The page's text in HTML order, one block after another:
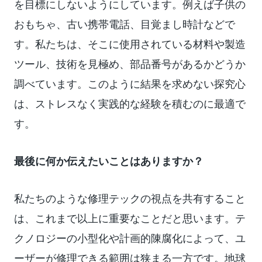
を目標にしないようにしています。例えば子供の
おもちゃ、古い携帯電話、目覚まし時計などで
す。私たちは、そこに使用されている材料や製造
ツール、技術を見極め、部品番号があるかどうか
調べています。このように結果を求めない探究心
は、ストレスなく実践的な経験を積むのに最適で
す。
最後に何か伝えたいことはありますか？
私たちのような修理テックの視点を共有すること
は、これまで以上に重要なことだと思います。テ
クノロジーの小型化や計画的陳腐化によって、ユ
ーザーが修理できる範囲は狭まる一方です。地球